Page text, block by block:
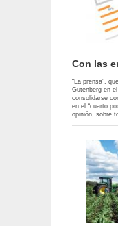
Con las
“La prensa”,
Gutenberg en
consolidarse
en el “cuarto
opinión, sobre